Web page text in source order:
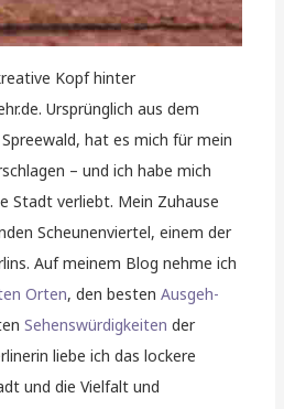
Kopf hinter
Ursprünglich aus dem
hat es mich für mein
– und ich habe mich
Stadt verliebt. Mein Zuhause
Scheunenviertel, einem der
Auf meinem Blog nehme ich
Orten, den bestenAusgeh-
Sehenswürdigkeiten der
liebe ich das lockere
und die Vielfalt und